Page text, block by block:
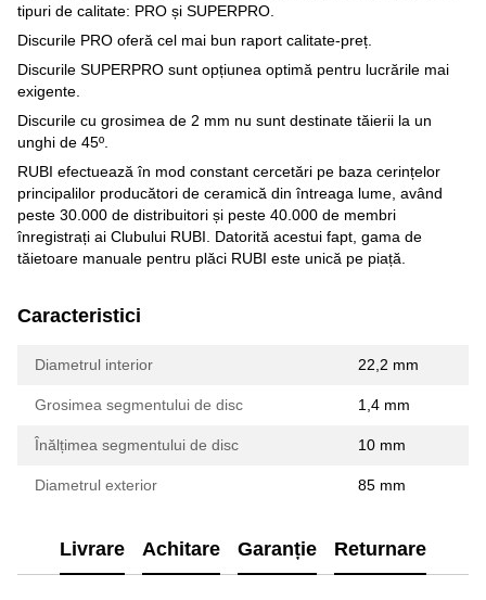
tipuri de calitate: PRO și SUPERPRO.
Discurile PRO oferă cel mai bun raport calitate-preț.
Discurile SUPERPRO sunt opțiunea optimă pentru lucrările mai
exigente.
Discurile cu grosimea de 2 mm nu sunt destinate tăierii la un
unghi de 45º.
RUBI efectuează în mod constant cercetări pe baza cerințelor
principalilor producători de ceramică din întreaga lume, având
peste 30.000 de distribuitori și peste 40.000 de membri
înregistrați ai Clubului RUBI. Datorită acestui fapt, gama de
tăietoare manuale pentru plăci RUBI este unică pe piață.
Caracteristici
Diametrul interior 22,2 mm
Grosimea segmentului de disc 1,4 mm
Înălțimea segmentului de disc 10 mm
Diametrul exterior 85 mm
Livrare Achitare Garanție Returnare